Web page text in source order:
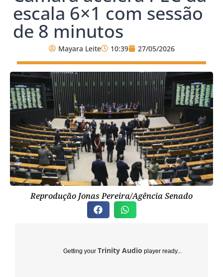
escala 6×1 com sessão
de 8 minutos
Mayara Leite 10:39 27/05/2026
Reprodução Jonas Pereira/Agência Senado
Getting your Trinity Audio player ready...